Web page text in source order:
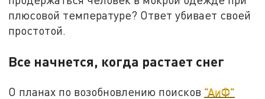
плюсовой температуре? Ответ убивает своей
простотой.
Все начнется, когда растает снег
О планах по возобновлению поисков "АиФ"